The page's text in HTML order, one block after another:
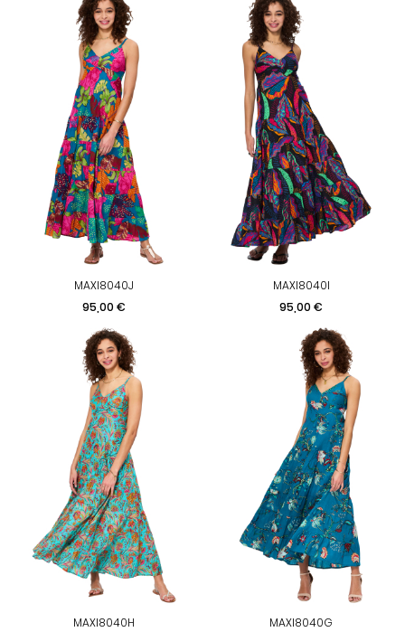
MAXI8040J
Prix
95,00 €
MAXI8040I
Prix
95,00 €
MAXI8040H
MAXI8040G